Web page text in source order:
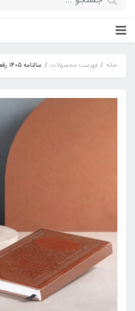
خانه فهرست محصولات سالنامه 1405 رقعی ترمو ایران آپادانا APADANA